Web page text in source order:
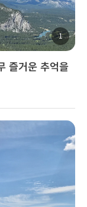
1
즐거운 추억을